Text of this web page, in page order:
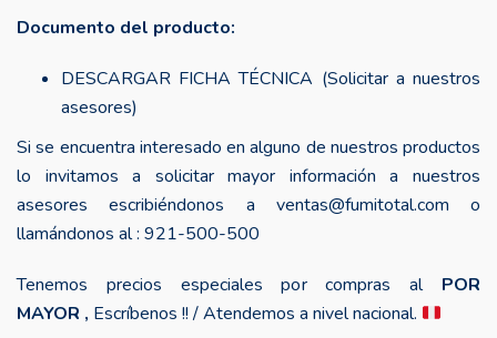
Documento del producto:
DESCARGAR FICHA TÉCNICA (Solicitar a nuestros
asesores)
Si se encuentra interesado en alguno de nuestros productos
lo invitamos a solicitar mayor información a nuestros
asesores escribiéndonos a ventas@fumitotal.com o
llamándonos al : 921-500-500
Tenemos precios especiales por compras alPOR
MAYOR , Escríbenos !! / Atendemos a nivel nacional.